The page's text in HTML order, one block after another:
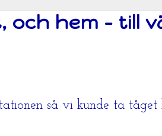
och hem – till
så vi kunde ta tåget